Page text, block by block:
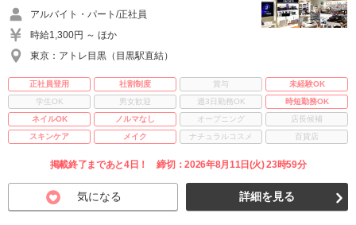
アルバイト・パート/正社員
時給1,300円 ～ ほか
東京：アトレ目黒（目黒駅直結）
正社員登用 社割制度 賞与
未経験OK
学生OK
男女歓迎 週3日勤務OK
時短勤務OK
ネイルOK
ノルマなし オープニング
店長候補
スキンケア
メイク ナチュラルコスメ 百貨店
掲載終了まであと4日！ 締切：2026年8月11日(火) 23時59分
気になる 詳細を見る